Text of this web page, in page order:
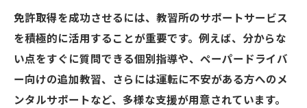
免許取得を成功させるには、教習所のサポートサービス
を積極的に活用することが重要です。例えば、分からな
い点をすぐに質問できる個別指導や、ペーパードライバ
ー向けの追加教習、さらには運転に不安がある方へのメ
ンタルサポートなど、多様な支援が用意されています。